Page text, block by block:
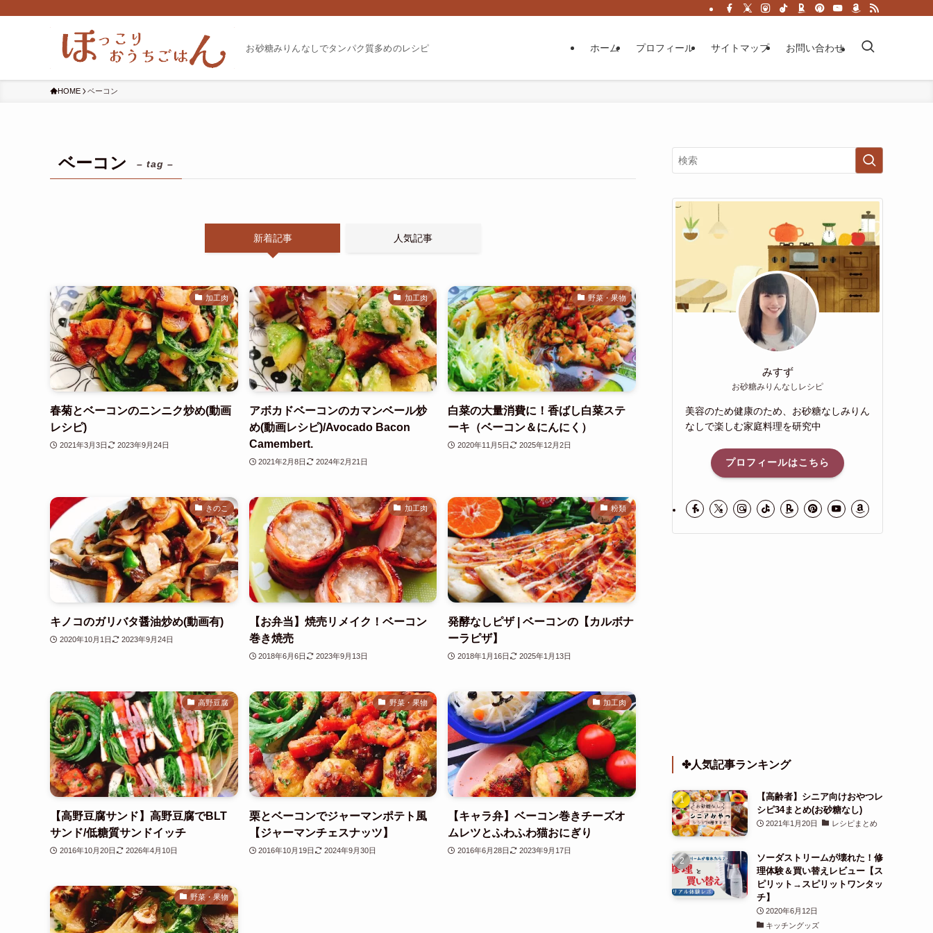
お砂糖みりんなしでタンパク質多めのレシピ ホーム プロフィール サイトマップ お問い合わせ
HOME ベーコン
ベーコン – tag –
新着記事 人気記事
加工肉
春菊とベーコンのニンニク炒め(動画
レシピ)
2021年3月3日 2023年9月24日
加工肉
アボカドベーコンのカマンベール炒
め(動画レシピ)/Avocado Bacon
Camembert.
2021年2月8日 2024年2月21日
野菜・果物
白菜の大量消費に！香ばし白菜ステ
ーキ（ベーコン＆にんにく）
2020年11月5日 2025年12月2日
きのこ
キノコのガリバタ醤油炒め(動画有)
2020年10月1日 2023年9月24日
加工肉
【お弁当】焼売リメイク！ベーコン
巻き焼売
2018年6月6日 2023年9月13日
粉類
発酵なしピザ | ベーコンの【カルボナ
ーラピザ】
2018年1月16日 2025年1月13日
高野豆腐
【高野豆腐サンド】高野豆腐でBLT
サンド/低糖質サンドイッチ
2016年10月20日 2026年4月10日
野菜・果物
栗とベーコンでジャーマンポテト風
【ジャーマンチェスナッツ】
2016年10月19日 2024年9月30日
加工肉
【キャラ弁】ベーコン巻きチーズオ
ムレツとふわふわ猫おにぎり
2016年6月28日 2023年9月17日
野菜・果物
みすず
お砂糖みりんなしレシピ
美容のため健康のため、お砂糖なしみりん
なしで楽しむ家庭料理を研究中
プロフィールはこちら
✤人気記事ランキング
【高齢者】シニア向けおやつレ
シピ34まとめ(お砂糖なし)
2021年1月20日 レシピまとめ
ソーダストリームが壊れた！修
理体験＆買い替えレビュー【ス
ピリット→スピリットワンタッ
チ】
2020年6月12日
キッチングッズ